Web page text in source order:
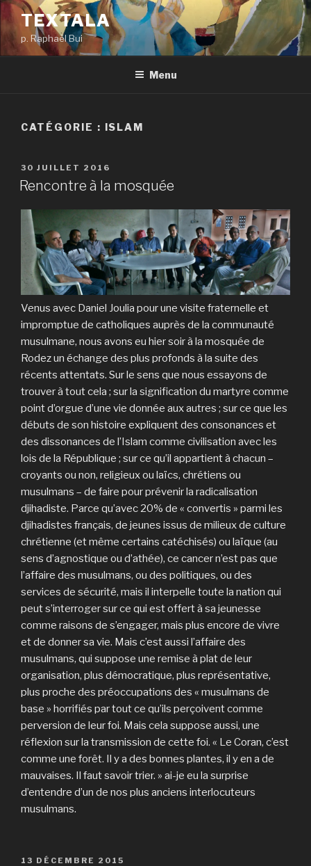
Aller
au
contenu
principal
TEXTALA
p. Raphaël Bui
Menu
CATÉGORIE : ISLAM
PUBLIÉ
LE
30 JUILLET 2016
Rencontre à la mosquée
Venus avec Daniel Joulia pour une visite fraternelle et
impromptue de catholiques auprès de la communauté
musulmane, nous avons eu hier soir à la mosquée de
Rodez un échange des plus profonds à la suite des
récents attentats. Sur le sens que nous essayons de
trouver à tout cela ; sur la signification du martyre comme
point d’orgue d’une vie donnée aux autres ; sur ce que les
débuts de son histoire expliquent des consonances et
des dissonances de l’Islam comme civilisation avec les
lois de la République ; sur ce qu’il appartient à chacun –
croyants ou non, religieux ou laïcs, chrétiens ou
musulmans – de faire pour prévenir la radicalisation
djihadiste. Parce qu’avec 20% de « convertis » parmi les
djihadistes français, de jeunes issus de milieux de culture
chrétienne (et même certains catéchisés) ou laïque (au
sens d’agnostique ou d’athée), ce cancer n’est pas que
l’affaire des musulmans, ou des politiques, ou des
services de sécurité, mais il interpelle toute la nation qui
peut s’interroger sur ce qui est offert à sa jeunesse
comme raisons de s’engager, mais plus encore de vivre
et de donner sa vie. Mais c’est aussi l’affaire des
musulmans, qui suppose une remise à plat de leur
organisation, plus démocratique, plus représentative,
plus proche des préoccupations des « musulmans de
base » horrifiés par tout ce qu’ils perçoivent comme
perversion de leur foi. Mais cela suppose aussi, une
réflexion sur la transmission de cette foi. « Le Coran, c’est
comme une forêt. Il y a des bonnes plantes, il y en a de
mauvaises. Il faut savoir trier. » ai-je eu la surprise
d’entendre d’un de nos plus anciens interlocuteurs
musulmans.
PUBLIÉ
13 DÉCEMBRE 2015